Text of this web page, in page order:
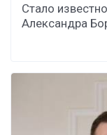
Стало
Александра